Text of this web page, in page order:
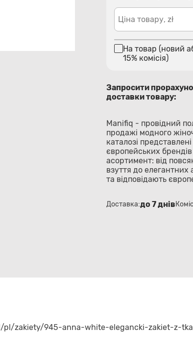
Ціна товару, zł
На товар (новий
15% комісія)
Запросити
доставки товару:
Manifiq - провідний
продажі модного
каталозі
європейських
асортимент: від
взуття до елегантних
та відповідають
Доставка:до 7 днів
pl/zakiety/945-anna-white-elegancki-zakiet-z-